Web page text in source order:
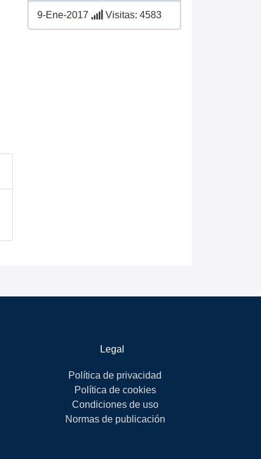
9-Ene-2017 Visitas: 4583
Legal
Política de privacidad
Política de cookies
Condiciones de uso
Normas de publicación